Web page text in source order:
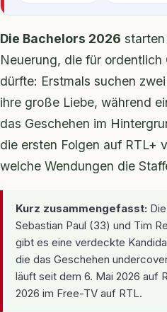
Die Bachelors 2026
Neuerung, die für ordentlich
dürfte: Erstmals suchen
ihre große Liebe, während
das Geschehen im
die ersten Folgen auf RTL+
welche Wendungen die
Kurz zusammengefasst:
Sebastian Paul (33) und Tim
gibt es eine verdeckte
die das Geschehen
läuft seit dem 6. Mai 2026 auf
2026 im Free-TV auf RTL.